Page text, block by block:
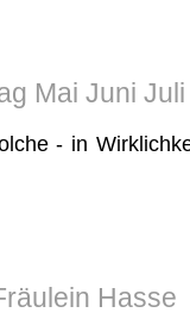
Mai Juni
- in
Hasse